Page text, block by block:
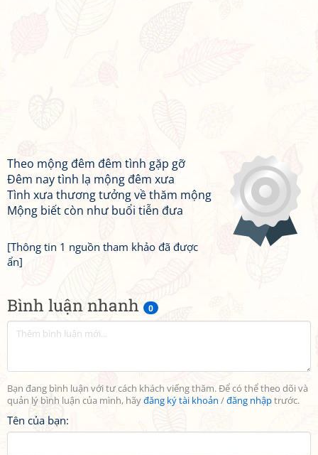
Bình luận nhanh 0
Bạn đang bình luận với tư cách khách viếng thăm. Để có thể theo dõi và
quản lý bình luận của mình, hãyđăng ký tài khoản /đăng nhậptrước.
Tên của bạn:
Theo mộng đêm đêm tình gặp gỡ
Đêm nay tình lạ mộng đêm xưa
Tình xưa thương tưởng về thăm mộng
Mộng biết còn như buổi tiễn đưa
[Thông tin 1 nguồn tham khảo đã được
ẩn]